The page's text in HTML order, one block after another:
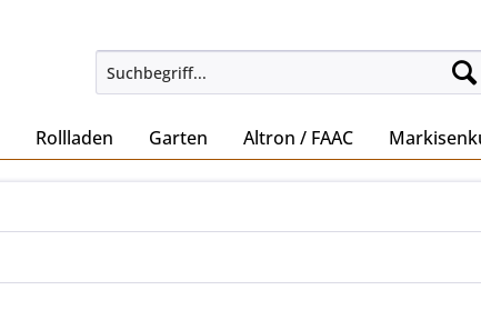
Rollladen Garten Altron / FAAC